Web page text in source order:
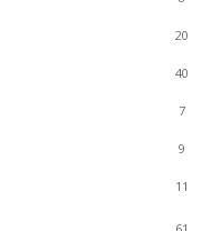
20
40
7
9
11